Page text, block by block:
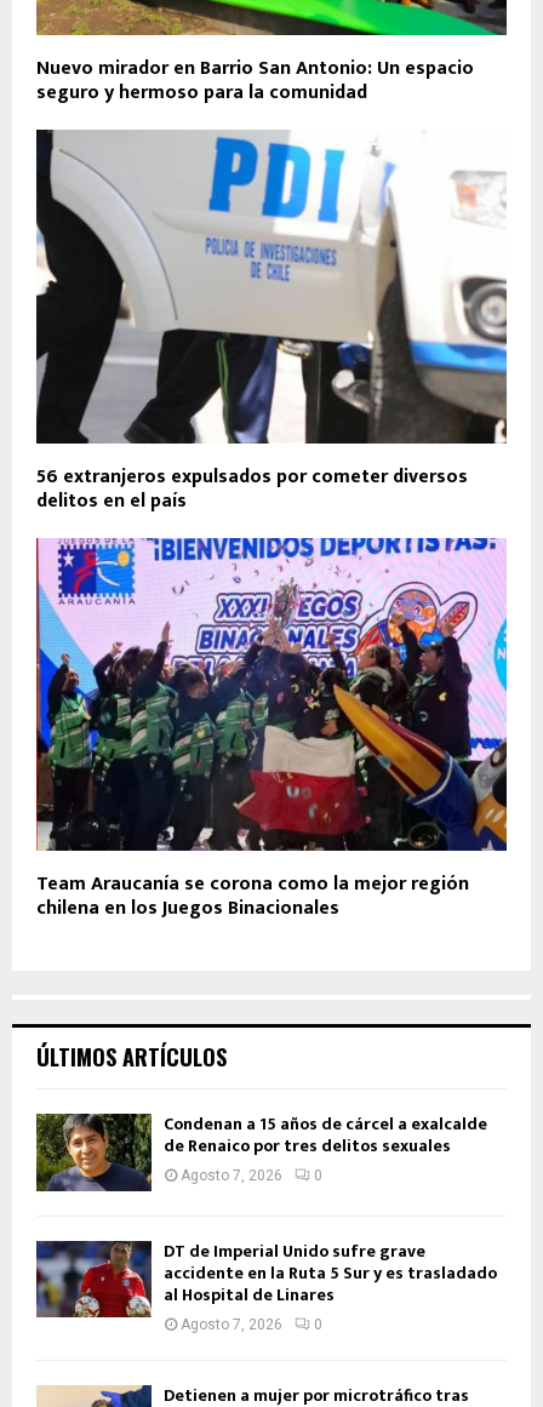
Nuevo mirador en Barrio San Antonio: Un espacio
seguro y hermoso para la comunidad
56 extranjeros expulsados por cometer diversos
delitos en el país
Team Araucanía se corona como la mejor región
chilena en los Juegos Binacionales
ÚLTIMOS ARTÍCULOS
Condenan a 15 años de cárcel a exalcalde
de Renaico por tres delitos sexuales
Agosto 7, 2026 0
DT de Imperial Unido sufre grave
accidente en la Ruta 5 Sur y es trasladado
al Hospital de Linares
Agosto 7, 2026 0
Detienen a mujer por microtráfico tras